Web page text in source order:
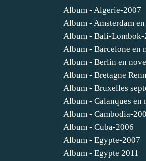
Album - Algerie-2007
Album - Amsterdam
Album - Bali-Lombok-
Album - Barcelone en
Album - Berlin en
Album - Bretagne
Album - Bruxelles
Album - Calanques en
Album - Cambodia-
Album - Cuba-2006
Album - Egypte-2007
Album - Egypte 2011